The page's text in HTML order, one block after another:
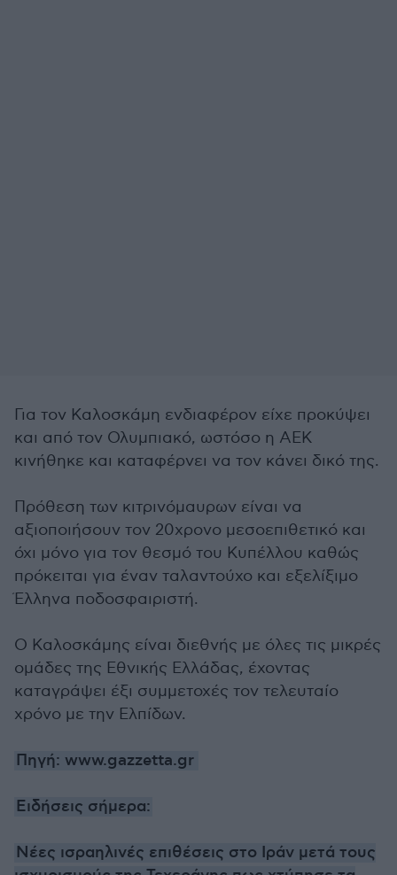
Για τον Καλοσκάμη ενδιαφέρον είχε προκύψει
και από τον Ολυμπιακό, ωστόσο η ΑΕΚ
κινήθηκε και καταφέρνει να τον κάνει δικό της.
Πρόθεση των κιτρινόμαυρων είναι να
αξιοποιήσουν τον 20χρονο μεσοεπιθετικό και
όχι μόνο για τον θεσμό του Κυπέλλου καθώς
πρόκειται για έναν ταλαντούχο και εξελίξιμο
Έλληνα ποδοσφαιριστή.
Ο Καλοσκάμης είναι διεθνής με όλες τις μικρές
ομάδες της Εθνικής Ελλάδας, έχοντας
καταγράψει έξι συμμετοχές τον τελευταίο
χρόνο με την Ελπίδων.
Πηγή: www.gazzetta.gr
Ειδήσεις σήμερα:
Νέες ισραηλινές επιθέσεις στο Ιράν μετά τους